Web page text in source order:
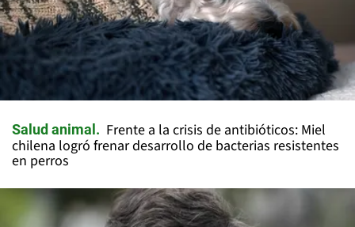
Salud animal
Frente a la crisis de antibióticos: Miel
chilena logró frenar desarrollo de bacterias resistentes
en perros